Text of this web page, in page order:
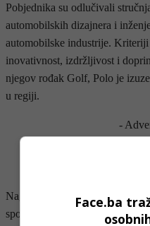
Pobjednika su odlučivali
automobilskih dizajnera i
automobilske industrije.
inovativnost, izdržljivost i
njegov rođak Golf, Polo je
u regiji.
-
Nagrade u drugim
sportski ili pristupačni
Face.ba